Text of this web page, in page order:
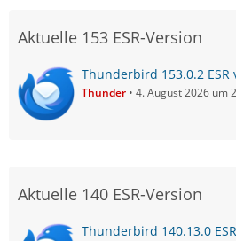
Aktuelle 153 ESR-Version
Thunderbird 153.0.2
Thunder 4. August 2026 um
Aktuelle 140 ESR-Version
Thunderbird 140.13.0